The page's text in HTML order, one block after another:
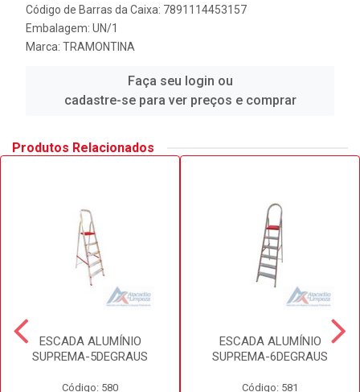
Código de Barras da Caixa: 7891114453157
Embalagem: UN/1
Marca: TRAMONTINA
Faça seu login ou
cadastre-se para ver preços e comprar
Produtos Relacionados
ESCADA ALUMÍNIO
SUPREMA-5DEGRAUS
Código: 580
ESCADA ALUMÍNIO
SUPREMA-6DEGRAUS
Código: 581